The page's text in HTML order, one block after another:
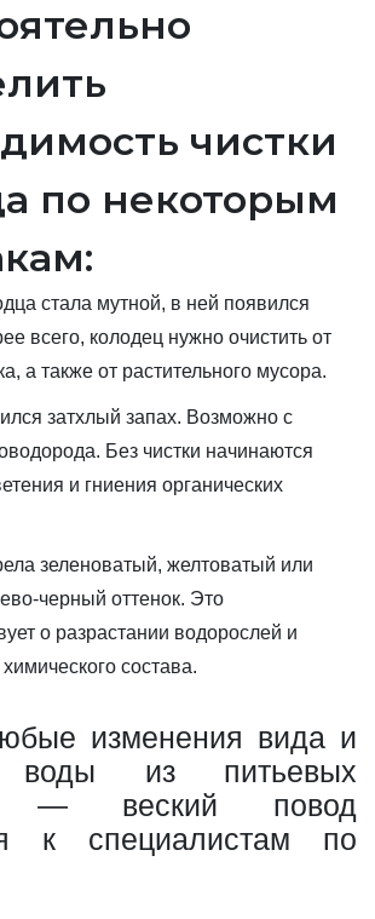
чистки
по некоторым
стала мутной, в ней появился
всего, колодец нужно очистить от
а также от растительного мусора.
затхлый запах. Возможно с
Без чистки начинаются
и гниения органических
зеленоватый, желтоватый или
черный оттенок. Это
о разрастании водорослей и
состава.
изменения вида и
воды из питьевых
— веский повод
к специалистам по